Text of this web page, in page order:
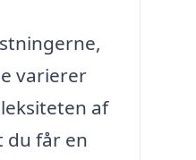
varierer
af
du får en